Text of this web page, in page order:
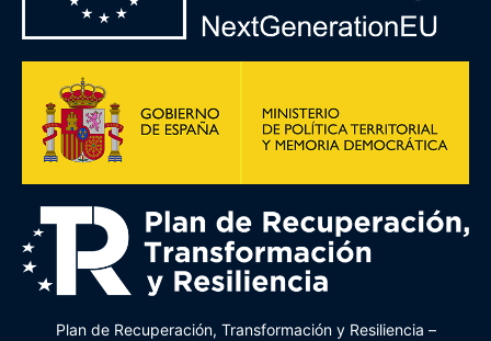
Plan de Recuperación, Transformación y Resiliencia –